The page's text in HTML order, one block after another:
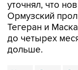
уточнял, что
Ормузский
Тегеран и
до четырех
дольше.